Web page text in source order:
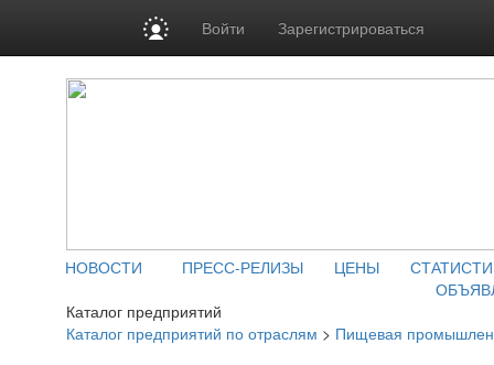
Войти Зарегистрироваться
НОВОСТИ ПРЕСС-РЕЛИЗЫ ЦЕНЫ
Каталог предприятий
Каталог предприятий по отраслям > Пищевая